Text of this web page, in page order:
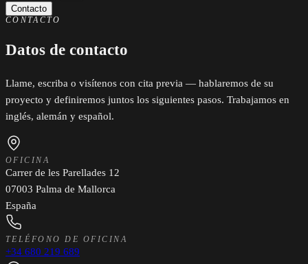
Contacto
CONTACTO
Datos de contacto
Llame, escriba o visítenos con cita previa — hablaremos de su
proyecto y definiremos juntos los siguientes pasos. Trabajamos en
inglés, alemán y español.
OFICINA
Carrer de les Parellades 12
07003 Palma de Mallorca
España
TELÉFONO DE OFICINA
+34 680 219 689